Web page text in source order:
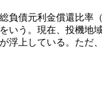
債元利金償還比率
う。現在、投機地
上している。た